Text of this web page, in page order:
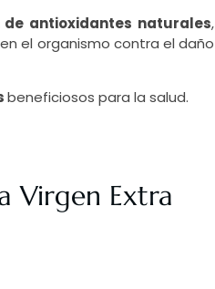
de antioxidantes naturales,
el organismo contra el daño
beneficiosos para la salud.
Virgen Extra